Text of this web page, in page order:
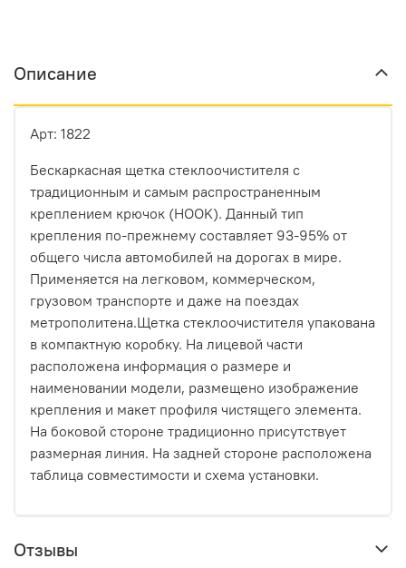
Описание
Арт: 1822
Бескаркасная щетка стеклоочистителя с
традиционным и самым распространенным
креплением крючок (HOOK). Данный тип
крепления по-прежнему составляет 93-95% от
общего числа автомобилей на дорогах в мире.
Применяется на легковом, коммерческом,
грузовом транспорте и даже на поездах
метрополитена.Щетка стеклоочистителя упакована
в компактную коробку. На лицевой части
расположена информация о размере и
наименовании модели, размещено изображение
крепления и макет профиля чистящего элемента.
На боковой стороне традиционно присутствует
размерная линия. На задней стороне расположена
таблица совместимости и схема установки.
Отзывы